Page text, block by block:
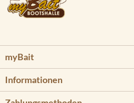
myBait
Informationen